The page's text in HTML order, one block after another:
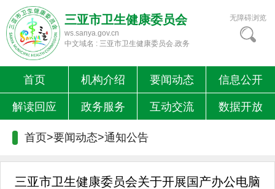
三亚市卫生健康委员会
ws.sanya.gov.cn
中文域名 : 三亚市卫生健康委员会.政务
无障碍浏览
首页 机构介绍 要闻动态 信息公开
解读回应 政务服务 互动交流 数据开放
首页>要闻动态>通知公告
三亚市卫生健康委员会关于开展国产办公电脑